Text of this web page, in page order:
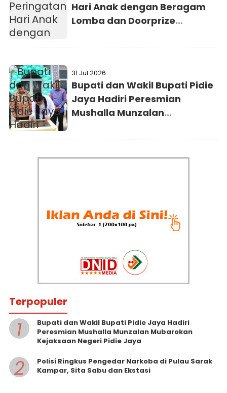
Hari Anak dengan Beragam
Lomba dan Doorprize
31 Jul 2026
Bupati dan Wakil Bupati Pidie
Jaya Hadiri Peresmian
Mushalla Munzalan
Pidie Jaya
Terpopuler
1
Bupati dan Wakil Bupati Pidie Jaya Hadiri
Peresmian Mushalla Munzalan Mubarokan
Kejaksaan Negeri Pidie Jaya
2
Polisi Ringkus Pengedar Narkoba di Pulau Sarak
Kampar, Sita Sabu dan Ekstasi